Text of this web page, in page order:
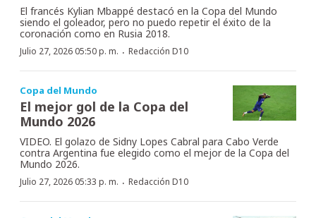
El francés Kylian Mbappé destacó en la Copa del Mundo
siendo el goleador, pero no puedo repetir el éxito de la
coronación como en Rusia 2018.
Julio 27, 2026 05:50 p. m. · Redacción D10
Copa del Mundo
El mejor gol de la Copa del
Mundo 2026
VIDEO. El golazo de Sidny Lopes Cabral para Cabo Verde
contra Argentina fue elegido como el mejor de la Copa del
Mundo 2026.
Julio 27, 2026 05:33 p. m. · Redacción D10